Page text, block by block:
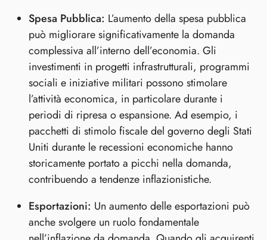
Spesa Pubblica: L’aumento della spesa pubblica
può migliorare significativamente la domanda
complessiva all’interno dell’economia. Gli
investimenti in progetti infrastrutturali, programmi
sociali e iniziative militari possono stimolare
l’attività economica, in particolare durante i
periodi di ripresa o espansione. Ad esempio, i
pacchetti di stimolo fiscale del governo degli Stati
Uniti durante le recessioni economiche hanno
storicamente portato a picchi nella domanda,
contribuendo a tendenze inflazionistiche.
Esportazioni: Un aumento delle esportazioni può
anche svolgere un ruolo fondamentale